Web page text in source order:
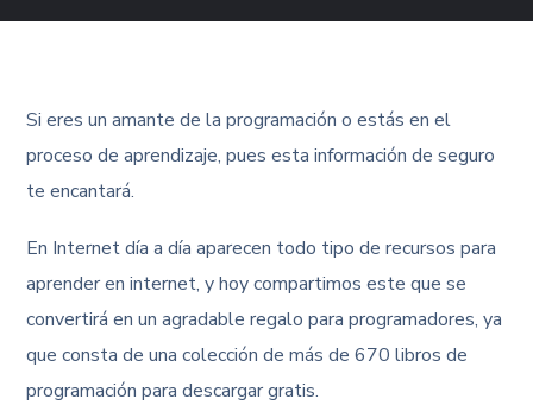
Si eres un amante de la programación o estás en el
proceso de aprendizaje, pues esta información de seguro
te encantará.
En Internet día a día aparecen todo tipo de recursos para
aprender en internet, y hoy compartimos este que se
convertirá en un agradable regalo para programadores, ya
que consta de una colección de más de 670 libros de
programación para descargar gratis.